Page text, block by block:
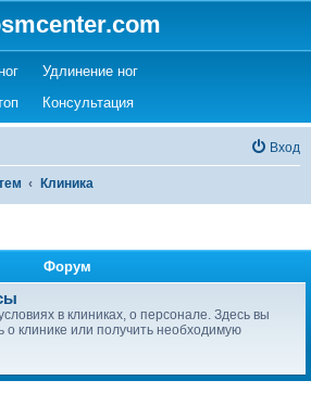
(Opens a new tab)
Удлинение ног(Opens a new tab)
(Opens a new tab)
Консультация(Opens a new tab)
Вход
Клиника
Форум
в клиниках, о персонале. Здесь вы
о клинике или получить необходимую